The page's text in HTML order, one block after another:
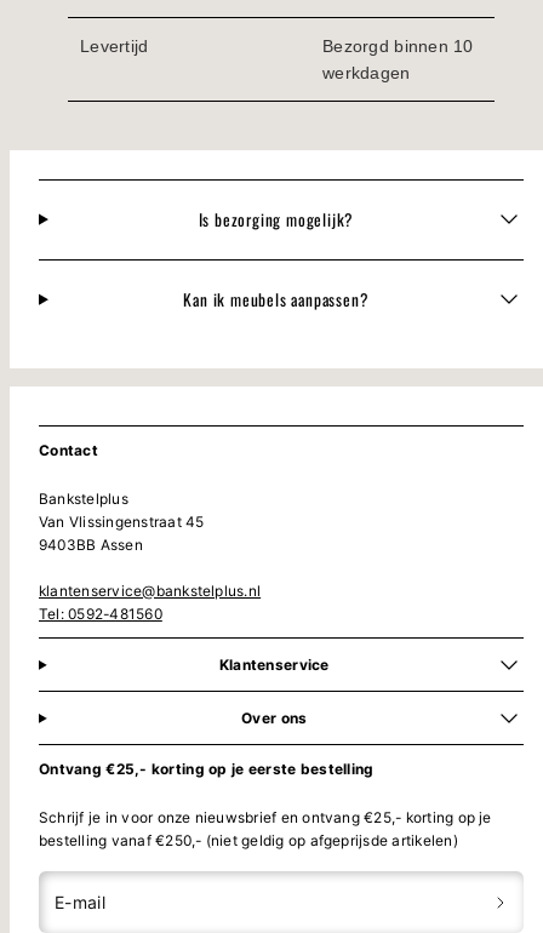
Levertijd
Bezorgd binnen 10
werkdagen
Is bezorging mogelijk?
Kan ik meubels aanpassen?
Contact
Bankstelplus
Van Vlissingenstraat 45
9403BB Assen
klantenservice@bankstelplus.nl
Tel: 0592-481560
Klantenservice
Over ons
Ontvang €25,- korting op je eerste bestelling
Schrijf je in voor onze nieuwsbrief en ontvang €25,- korting op je
bestelling vanaf €250,- (niet geldig op afgeprijsde artikelen)
E-mail